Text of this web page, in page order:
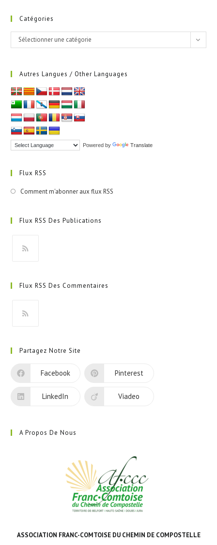
Catégories
Catégories
Sélectionner une catégorie
Autres Langues / Other Languages
Powered by Translate
Flux RSS
Comment m'abonner aux flux RSS
Flux RSS Des Publications
un
onglet
Flux RSS Des Commentaires
un
nouvel
Partagez Notre Site
Facebook Pinterest
LinkedIn Viadeo
A Propos De Nous
ASSOCIATION FRANC-COMTOISE DU CHEMIN DE COMPOSTELLE